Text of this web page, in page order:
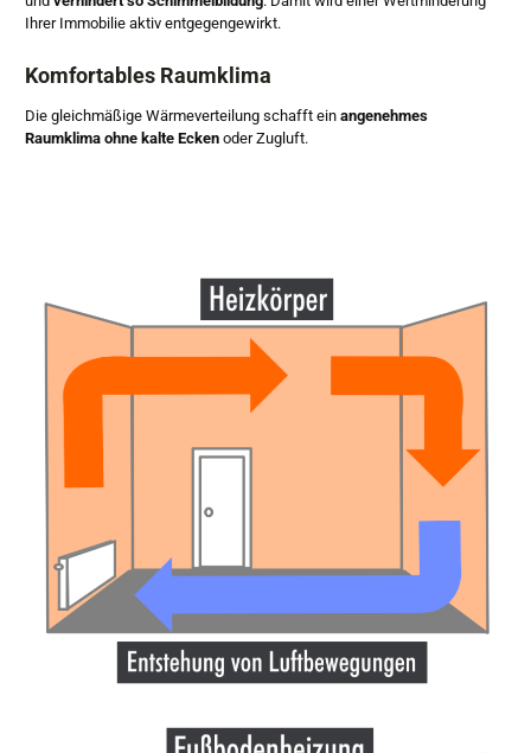
Ihrer Immobilie aktiv entgegengewirkt.
Komfortables Raumklima
Die gleichmäßige Wärmeverteilung schafft ein angenehmes
Raumklima ohne kalte Ecken oder Zugluft.